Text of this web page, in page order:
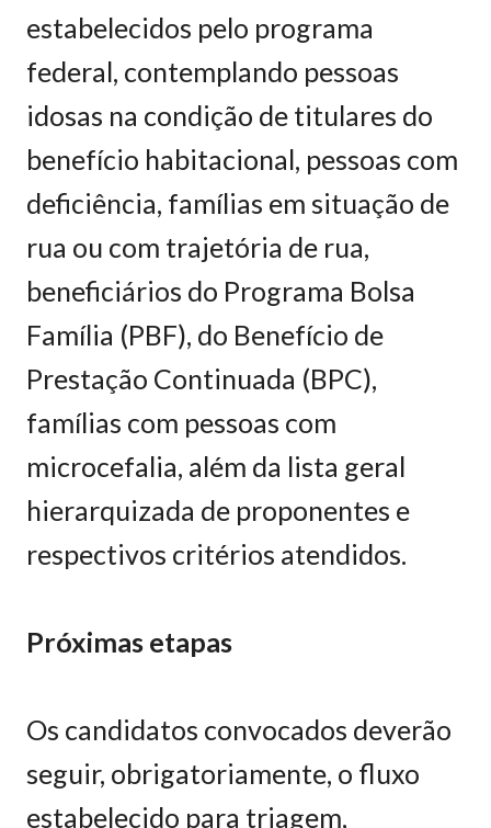
estabelecidos pelo programa
federal, contemplando pessoas
idosas na condição de titulares do
benefício habitacional, pessoas com
deficiência, famílias em situação de
rua ou com trajetória de rua,
beneficiários do Programa Bolsa
Família (PBF), do Benefício de
Prestação Continuada (BPC),
famílias com pessoas com
microcefalia, além da lista geral
hierarquizada de proponentes e
respectivos critérios atendidos.
Próximas etapas
Os candidatos convocados deverão
seguir, obrigatoriamente, o fluxo
estabelecido para triagem,